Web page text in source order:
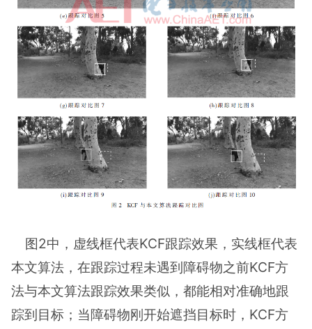
图2中，虚线框代表KCF跟踪效果，实线框代表
本文算法，在跟踪过程未遇到障碍物之前KCF方
法与本文算法跟踪效果类似，都能相对准确地跟
踪到目标；当障碍物刚开始遮挡目标时，KCF方